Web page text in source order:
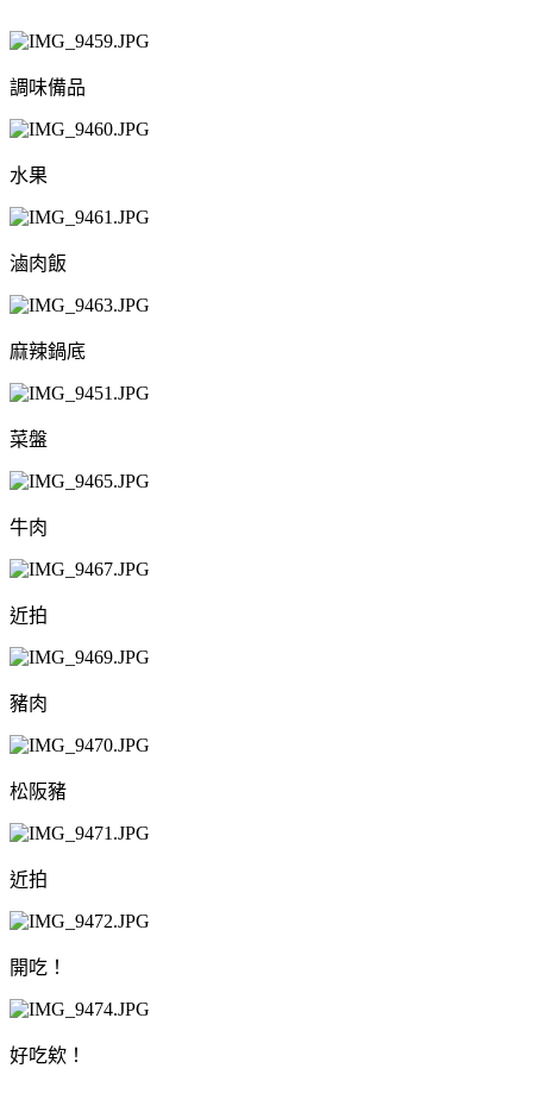
調味備品
水果
滷肉飯
麻辣鍋底
菜盤
牛肉
近拍
豬肉
松阪豬
近拍
開吃！
好吃欸！